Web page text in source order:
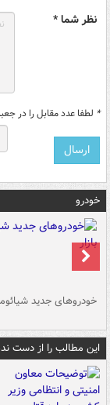
نظر شما *
* لطفا عدد مقابل را در
خودرو
خودروهای جدید
این مطالب را از دست